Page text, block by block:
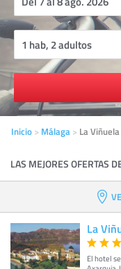
Inicio Málaga La Viñuela
LAS MEJORES OFERTAS
La
El hotel